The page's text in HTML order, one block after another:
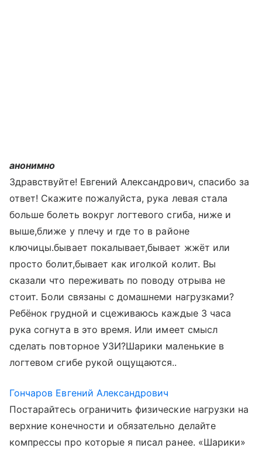
анонимно
Здравствуйте! Евгений Александрович, спасибо за
ответ! Скажите пожалуйста, рука левая стала
больше болеть вокруг логтевого сгиба, ниже и
выше,ближе у плечу и где то в районе
ключицы.бывает покалывает,бывает жжёт или
просто болит,бывает как иголкой колит. Вы
сказали что переживать по поводу отрыва не
стоит. Боли связаны с домашнеми нагрузками?
Ребёнок грудной и сцеживаюсь каждые 3 часа
рука согнута в это время. Или имеет смысл
сделать повторное УЗИ?Шарики маленькие в
логтевом сгибе рукой ощущаются..
Гончаров Евгений Александрович
Постарайтесь ограничить физические нагрузки на
верхние конечности и обязательно делайте
компрессы про которые я писал ранее. «Шарики»